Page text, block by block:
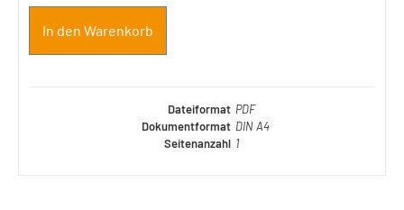
In den Warenkorb
Dateiformat PDF
Dokumentformat DIN A4
Seitenanzahl 1